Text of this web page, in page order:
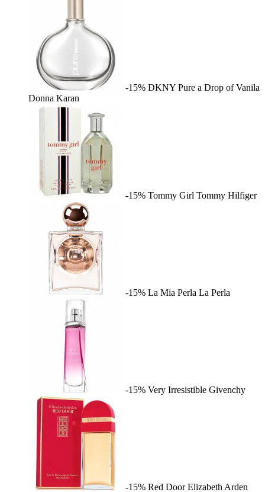
-15% DKNY Pure a Drop of Vanila
Donna Karan
-15% Tommy Girl Tommy Hilfiger
-15% La Mia Perla La Perla
-15% Very Irresistible Givenchy
-15% Red Door Elizabeth Arden